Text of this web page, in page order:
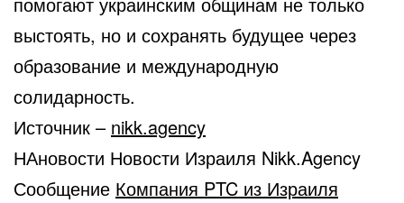
выстоять, но и сохранять будущее через
образование и международную
солидарность.
Источник – nikk.agency
НАновости Новости Израиля Nikk.Agency
Сообщение Компания PTC из Израиля